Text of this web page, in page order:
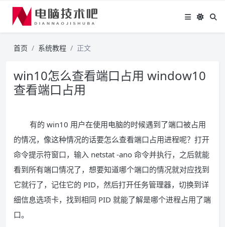
首页 系统教程 正文
win10怎么查看端口占用 window10
查看端口占用
有的 win10 用户在使用电脑的时候遇到了端口被占用
的情况，像这种情况的话要怎么查看端口占用进程呢？打开
命令提示符窗口，输入 netstat -ano 命令并执行，之后就能
看到所有端口情况了，想要知道哪个端口的情况就对应找到
它就行了，记住它的 PID，然后打开任务管理器，切换到详
细信息选项卡，找到相同 PID 就能了解是哪个进程占用了端
口。